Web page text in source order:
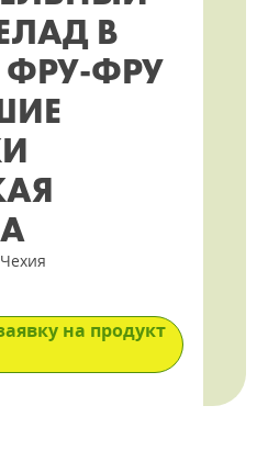
В
ФРУ-ФРУ
Чехия
на продукт